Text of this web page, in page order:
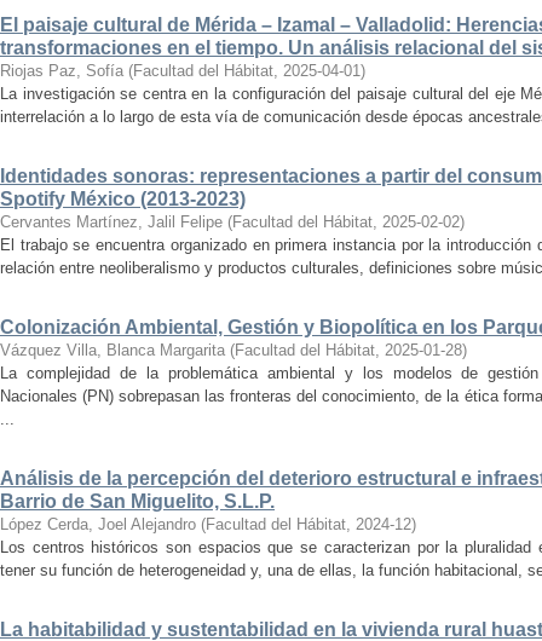
El paisaje cultural de Mérida – Izamal – Valladolid:
transformaciones en el tiempo. Un análisis relacional del
Riojas Paz, Sofía (Facultad del Hábitat, 2025-04-01)
La investigación se centra en la configuración del paisaje cultural del eje
interrelación a lo largo de esta vía de comunicación desde épocas
Identidades sonoras: representaciones a partir del
Spotify México (2013-2023)
Cervantes Martínez, Jalil Felipe (Facultad del Hábitat, 2025-02-02)
El trabajo se encuentra organizado en primera instancia por la
relación entre neoliberalismo y productos culturales, definiciones sobre
Colonización Ambiental, Gestión y Biopolítica en los
Vázquez Villa, Blanca Margarita (Facultad del Hábitat, 2025-01-28)
La complejidad de la problemática ambiental y los modelos de
Nacionales (PN) sobrepasan las fronteras del conocimiento, de la ética
...
Análisis de la percepción del deterioro estructural e
Barrio de San Miguelito, S.L.P.
López Cerda, Joel Alejandro (Facultad del Hábitat, 2024-12)
Los centros históricos son espacios que se caracterizan por la
tener su función de heterogeneidad y, una de ellas, la función habitacional,
La habitabilidad y sustentabilidad en la vivienda rural